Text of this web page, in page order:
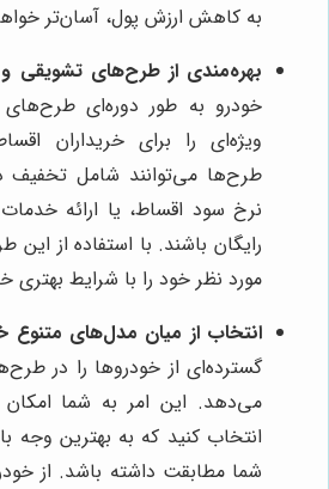
به کاهش ارزش پول، آسان‌تر
بهره‌مندی از طرح‌های تشویقی
خودرو به طور دوره‌ای
ویژه‌ای را برای خریداران
طرح‌ها می‌توانند شامل
نرخ سود اقساط، یا ارائه
رایگان باشند. با استفاده از
مورد نظر خود را با شرایط بهتری
انتخاب از میان مدل‌های متنوع
گسترده‌ای از خودروها را در
می‌دهد. این امر به شما
انتخاب کنید که به بهترین وجه
شما مطابقت داشته باشد. از